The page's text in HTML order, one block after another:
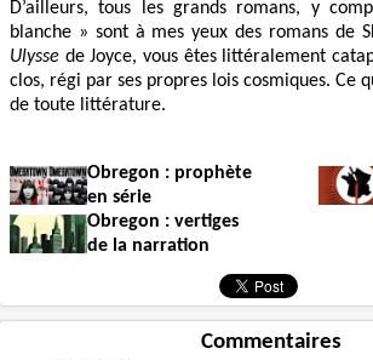
D’ailleurs, tous les grands romans, y
blanche » sont à mes yeux des romans de
Ulysse de Joyce, vous êtes littéralement
clos, régi par ses propres lois cosmiques. Ce
de toute littérature.
Obregon : prophète
en série
Obregon : vertiges
de la narration
Commentaires